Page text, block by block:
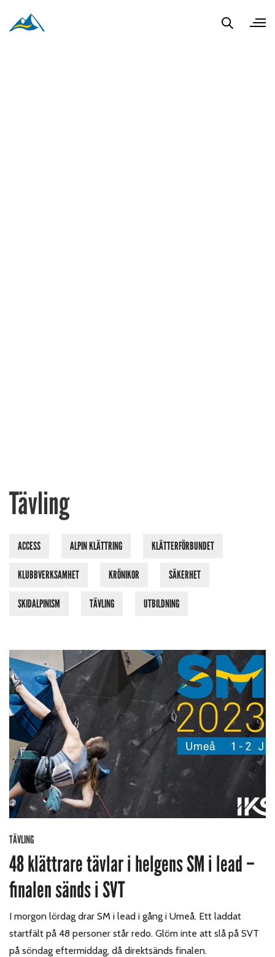
Tävling
ACCESS ALPIN KLÄTTRING KLÄTTERFÖRBUNDET
KLUBBVERKSAMHET KRÖNIKOR SÄKERHET
SKIDALPINISM TÄVLING UTBILDNING
TÄVLING
48 klättrare tävlar i helgens SM i lead –
finalen sänds i SVT
I morgon lördag drar SM i lead i gång i Umeå. Ett laddat
startfält på 48 personer står redo. Glöm inte att slå på SVT
på söndag eftermiddag, då direktsänds finalen.